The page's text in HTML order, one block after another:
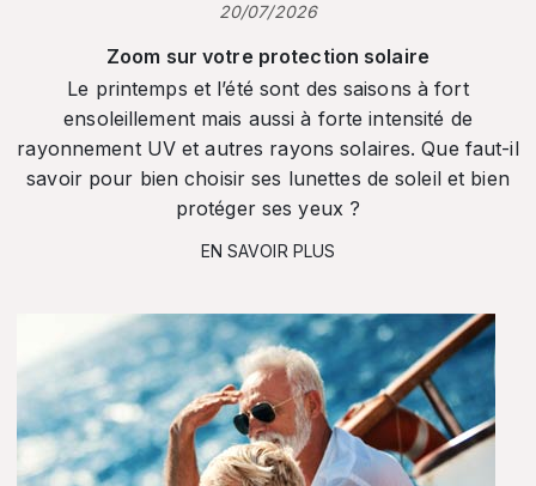
20/07/2026
Zoom sur votre protection solaire
Le printemps et l’été sont des saisons à fort
ensoleillement mais aussi à forte intensité de
rayonnement UV et autres rayons solaires. Que faut-il
savoir pour bien choisir ses lunettes de soleil et bien
protéger ses yeux ?
EN SAVOIR PLUS